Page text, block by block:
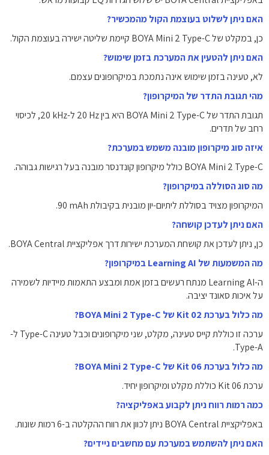
האם ניתן לשלוט בעוצמת הקול מהמכשיר?
כן, במקלט של BOYA Mini 2 Type-C קיימת שליטה ישירה בעוצמת הקול.
האם ניתן להטעין את המערכת בזמן שימוש?
לא, טעינה בזמן שימוש אינה נתמכת במיקרופונים עצמם.
מהי תגובת התדר של המיקרופון?
תגובת התדר של BOYA Mini 2 Type-C היא בין ‎20 Hz‎ ל-‎20 kHz‎, לכיסוי
רחב של תדרים.
איזה סוג מיקרופון מובנה משמש במערכת?
BOYA Mini 2 Type-C כולל מיקרופון קונדנסר מובנה בעל רגישות גבוהה.
מה סוג הסוללה במיקרופון?
המיקרופון מצויד בסוללת ליתיום-יון מובנית בקיבולת ‎90 mAh‎.
האם ניתן לעדכן קושחה?
כן, ניתן לעדכן את קושחת המערכת ישירות דרך אפליקציית BOYA Central.
מה המשמעות של Learning AI במיקרופון?
ה-Learning AI מנתח רעשים בזמן אמת ומבצע התאמות מיידיות לשמירה
על איכות סאונד יציבה.
מה כלול בערכת Kit 02 של BOYA Mini 2 Type-C?
ערכה זו כוללת קייס טעינה, מקלט, שני מיקרופונים וכבל טעינה Type-C ל-
Type-A.
מה כלול בערכת Kit 06 של BOYA Mini 2 Type-C?
ערכת Kit 06 כוללת מקלט ומיקרופון יחיד.
כמה רמות רווח ניתן לקבוע באפליקציה?
באפליקציית BOYA Central ניתן לכוון את רווח ההקלטה ב-6 רמות שונות.
האם ניתן להשתמש במערכת עם מחשבים ניידים?